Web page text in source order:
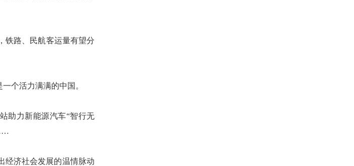
路、民航客运量有望分
个活力满满的中国。
助力新能源汽车“智行无
济社会发展的温情脉动